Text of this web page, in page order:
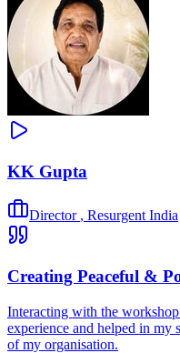
KK Gupta
Director , Resurgent India
Creating Peaceful &
Interacting with the
experience and helped in my
of my organisation.